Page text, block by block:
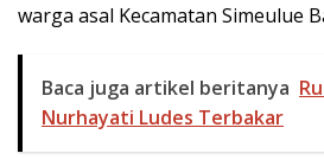
warga asal Kecamatan Simeulue
Baca juga artikel beritanya
Nurhayati Ludes Terbakar